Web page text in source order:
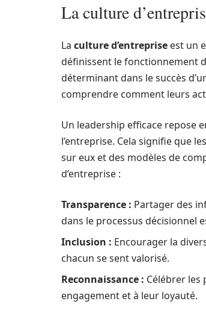
La culture
La culture d’entreprise est un
définissent le fonctionnement
déterminant dans le succès
comprendre comment leurs
Un leadership efficace repose
l’entreprise. Cela signifie que
sur eux et des modèles de
d’entreprise :
Transparence : Partager des
dans le processus décisionnel
Inclusion : Encourager la
chacun se sent valorisé.
Reconnaissance : Célébrer les
engagement et à leur loyauté.